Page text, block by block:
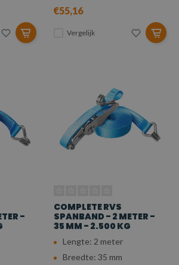
€55,16
Vergelijk
-
COMPLETE RVS
SPANBAND - 2 METER -
35 MM - 2.500 KG
Lengte: 2 meter
Breedte: 35 mm